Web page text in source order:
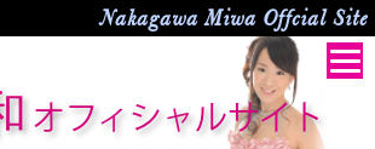
Nakagawa Miwa Offcial Site
オフィシャルサイト